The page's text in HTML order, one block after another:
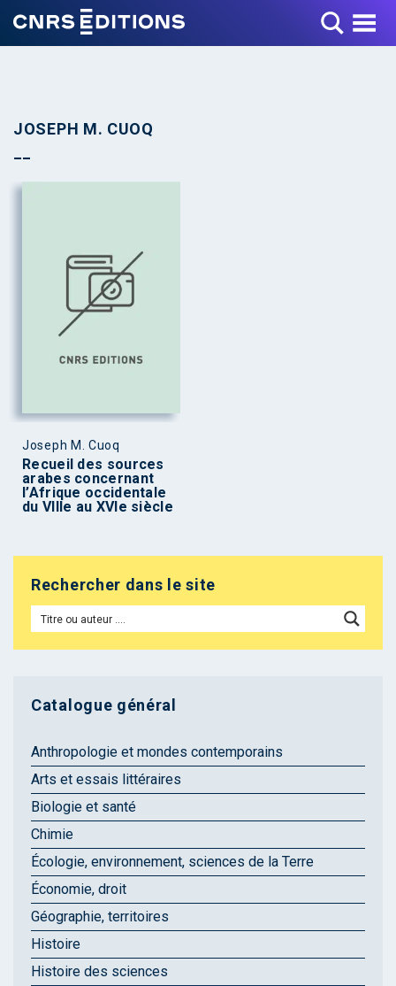
Toggle Menu
JOSEPH M. CUOQ
Joseph M. Cuoq
Recueil des sources
arabes concernant
l’Afrique occidentale
du VIIIe au XVIe siècle
Rechercher dans le site
Catalogue général
Anthropologie et mondes contemporains
Arts et essais littéraires
Biologie et santé
Chimie
Écologie, environnement, sciences de la Terre
Économie, droit
Géographie, territoires
Histoire
Histoire des sciences